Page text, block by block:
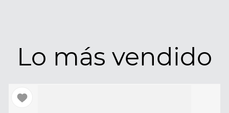
Lo más vendido